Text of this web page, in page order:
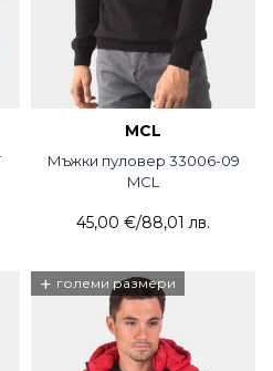
MCL
Мъжки пуловер 33006-09
MCL
45,00 €/88,01 лв.
+ големи размери